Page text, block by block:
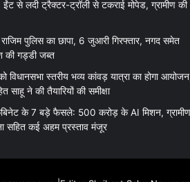
ईंट से लदी ट्रैक्टर-ट्रॉली से टकराई मोपेड, ग्रामीण की
पुलिस का छापा, 6 जुआरी गिरफ्तार, नगद समेत
की गड्डी जब्त
विधानसभा स्तरीय भव्य कांवड़ यात्रा का होगा
साहू ने की तैयारियों की समीक्षा
के 7 बड़े फैसले: 500 करोड़ के AI मिशन, ग्रामीण
सहित कई अहम प्रस्ताव मंजूर